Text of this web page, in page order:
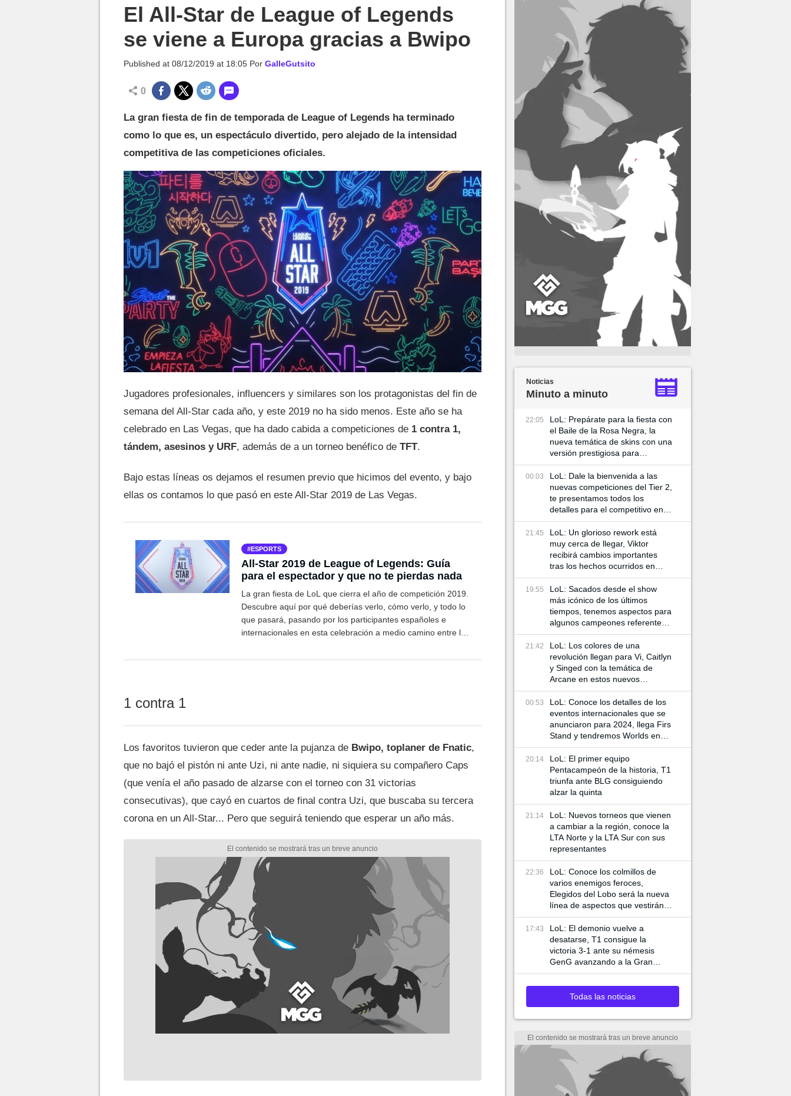
El All-Star de League of Legends
se viene a Europa gracias a Bwipo
Published at 08/12/2019 at 18:05 Por GalleGutsito
0
La gran fiesta de fin de temporada de League of Legends ha terminado
como lo que es, un espectáculo divertido, pero alejado de la intensidad
competitiva de las competiciones oficiales.
Jugadores profesionales, influencers y similares son los protagonistas del fin de
semana del All-Star cada año, y este 2019 no ha sido menos. Este año se ha
celebrado en Las Vegas, que ha dado cabida a competiciones de 1 contra 1,
tándem, asesinos y URF, además de a un torneo benéfico de TFT.
Bajo estas líneas os dejamos el resumen previo que hicimos del evento, y bajo
ellas os contamos lo que pasó en este All-Star 2019 de Las Vegas.
ESPORTS
All-Star 2019 de League of Legends: Guía
para el espectador y que no te pierdas nada
La gran fiesta de LoL que cierra el año de competición 2019.
Descubre aquí por qué deberías verlo, cómo verlo, y todo lo
que pasará, pasando por los participantes españoles e
internacionales en esta celebración a medio camino entre los
1 contra 1
Los favoritos tuvieron que ceder ante la pujanza de Bwipo, toplaner de Fnatic,
que no bajó el pistón ni ante Uzi, ni ante nadie, ni siquiera su compañero Caps
(que venía el año pasado de alzarse con el torneo con 31 victorias
consecutivas), que cayó en cuartos de final contra Uzi, que buscaba su tercera
corona en un All-Star... Pero que seguirá teniendo que esperar un año más.
Noticias
Minuto a minuto
22:05
LoL: Prepárate para la fiesta con
el Baile de la Rosa Negra, la
nueva temática de skins con una
versión prestigiosa para
Katarian
00:03
LoL: Dale la bienvenida a las
nuevas competiciones del Tier 2,
te presentamos todos los
detalles para el competitivo en el
2025
21:45
LoL: Un glorioso rework está
muy cerca de llegar, Viktor
recibirá cambios importantes
tras los hechos ocurridos en
Arcane
19:55
LoL: Sacados desde el show
más icónico de los últimos
tiempos, tenemos aspectos para
algunos campeones referentes
a Arcane
21:42
LoL: Los colores de una
revolución llegan para Vi, Caitlyn
y Singed con la temática de
Arcane en estos nuevos
aspectos
00:53
LoL: Conoce los detalles de los
eventos internacionales que se
anunciaron para 2024, llega Firs
Stand y tendremos Worlds en
China
20:14
LoL: El primer equipo
Pentacampeón de la historia, T1
triunfa ante BLG consiguiendo
alzar la quinta
21:14
LoL: Nuevos torneos que vienen
a cambiar a la región, conoce la
LTA Norte y la LTA Sur con sus
representantes
22:36
LoL: Conoce los colmillos de
varios enemigos feroces,
Elegidos del Lobo será la nueva
línea de aspectos que vestirán a
Ambessa y Swain
17:43
LoL: El demonio vuelve a
desatarse, T1 consigue la
victoria 3-1 ante su némesis
GenG avanzando a la Gran
Final de Worlds 2024
Todas las noticias